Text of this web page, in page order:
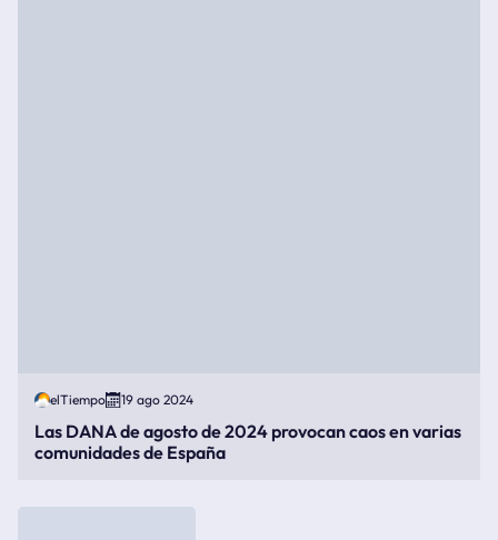
elTiempo 19 ago 2024
Las DANA de agosto de 2024 provocan caos en varias
comunidades de España